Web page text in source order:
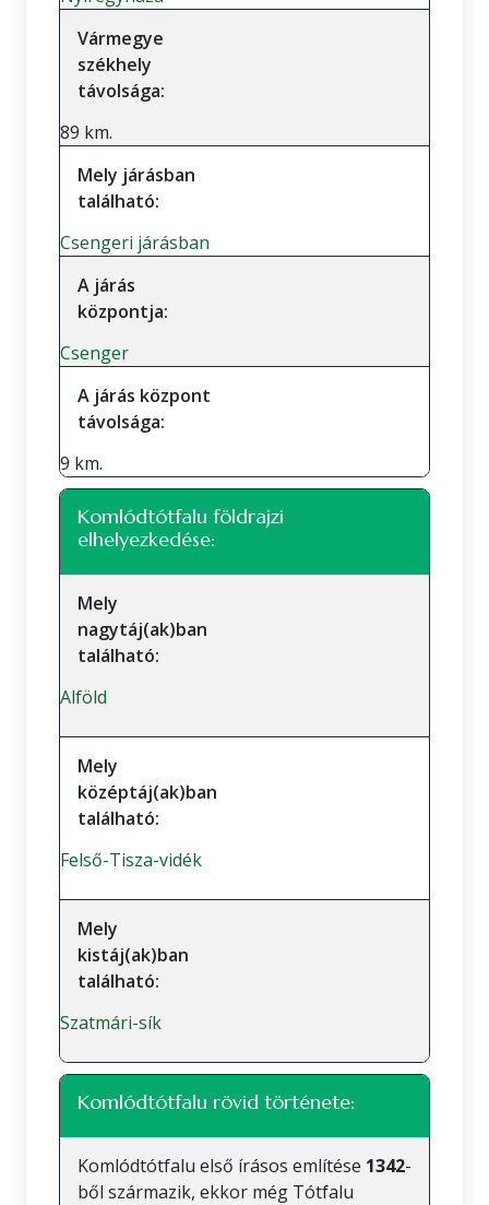
Vármegye
székhely
távolsága:
89 km.
Mely járásban
található:
Csengeri járásban
A járás
központja:
Csenger
A járás központ
távolsága:
9 km.
Komlódtótfalu földrajzi
elhelyezkedése:
Mely
nagytáj(ak)ban
található:
Alföld
Mely
középtáj(ak)ban
található:
Felső-Tisza-vidék
Mely
kistáj(ak)ban
található:
Szatmári-sík
Komlódtótfalu rövid története:
Komlódtótfalu első írásos említése 1342-
ből származik, ekkor még Tótfalu